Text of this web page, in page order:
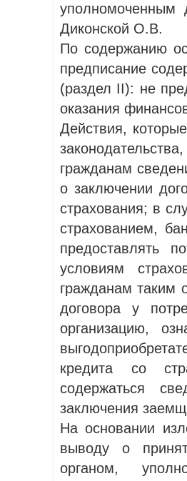
уполномоченным
Диконской О.В.
По содержанию
предписание
(раздел II): не
оказания
Действия,
гражданам
о заключении
страхования; в
страхованием,
предоставлять
условиям
гражданам таким
договора у
организацию,
кредита со
содержаться
заключения
На основании
выводу о
органом,